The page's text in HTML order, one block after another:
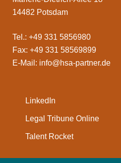
14482 Potsdam
Tel.: +49 331 5856980
Fax: +49 331 58569899
E-Mail: info@hsa-partner.de
LinkedIn
Legal Tribune Online
Talent Rocket